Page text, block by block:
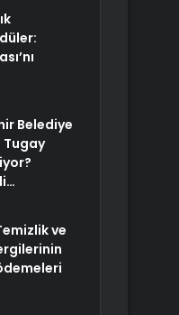
Belediye
Tugay
ve